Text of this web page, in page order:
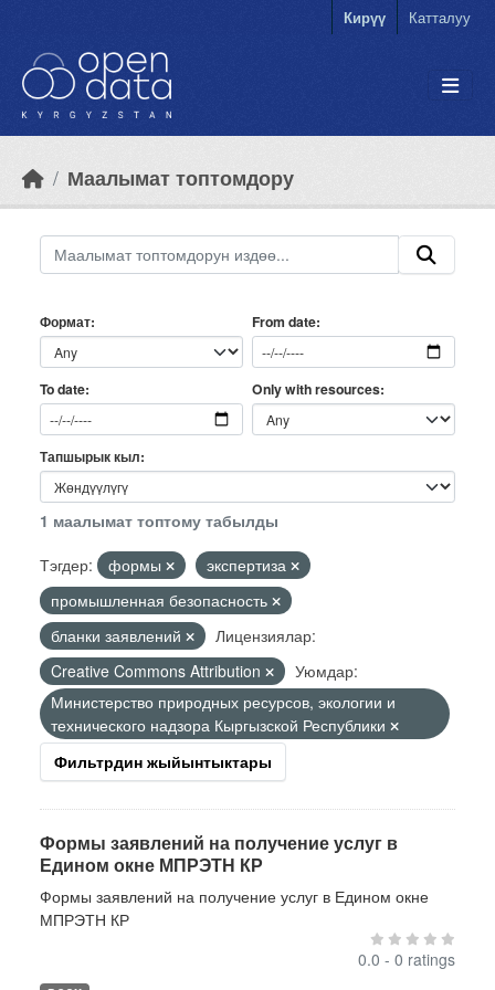
Кирүү Катталуу
Маалымат топтомдору
Формат From date
To date Only with resources
Тапшырык кыл
1 маалымат топтому табылды
Тэгдер:
формы
экспертиза
промышленная безопасность
бланки заявлений
Лицензиялар:
Creative Commons Attribution
Уюмдар:
Министерство природных ресурсов, экологии и
технического надзора Кыргызской Республики
Фильтрдин жыйынтыктары
Формы заявлений на получение услуг в
Едином окне МПРЭТН КР
Формы заявлений на получение услуг в Едином окне
МПРЭТН КР
0.0 - 0 ratings